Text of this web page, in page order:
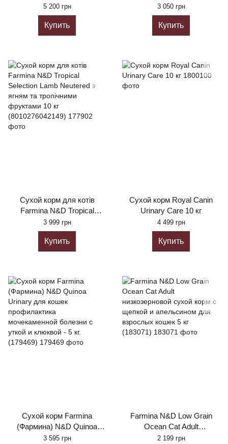
Free Prime Chicken &
Pomegranate Neutered Adult
10 кг (8010276031334)
5 200 грн
Купить
Quail & Pomegranate 5 кг
(8010276036803)
3 050 грн
Купить
Сухой корм для котів
Farmina N&D Tropical
Selection Lamb Neutered з
ягням та тропічними
фруктами 10 кг
(8010276042149)
3 999 грн
Купить
Сухой корм Royal Canin
Urinary Care 10 кг
4 499 грн
Купить
Сухой корм Farmina
(Фармина) N&D Quinoa
Urinary для кошек
3 595 грн
Farmina N&D Low Grain
Ocean Cat Adult
низкозерновой сухой корм
2 199 грн